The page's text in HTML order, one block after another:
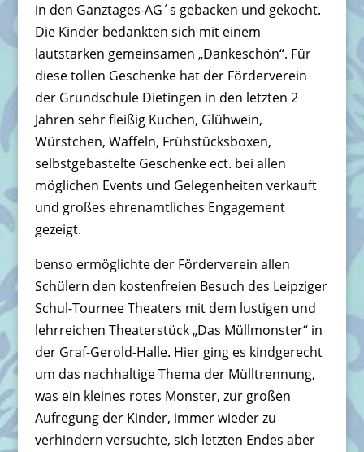
in den Ganztages-AG´s gebacken und gekocht.
Die Kinder bedankten sich mit einem
lautstarken gemeinsamen „Dankeschön“. Für
diese tollen Geschenke hat der Förderverein
der Grundschule Dietingen in den letzten 2
Jahren sehr fleißig Kuchen, Glühwein,
Würstchen, Waffeln, Frühstücksboxen,
selbstgebastelte Geschenke ect. bei allen
möglichen Events und Gelegenheiten verkauft
und großes ehrenamtliches Engagement
gezeigt.
benso ermöglichte der Förderverein allen
Schülern den kostenfreien Besuch des Leipziger
Schul-Tournee Theaters mit dem lustigen und
lehrreichen Theaterstück „Das Müllmonster“ in
der Graf-Gerold-Halle. Hier ging es kindgerecht
um das nachhaltige Thema der Mülltrennung,
was ein kleines rotes Monster, zur großen
Aufregung der Kinder, immer wieder zu
verhindern versuchte, sich letzten Endes aber